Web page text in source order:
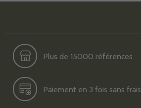
Plus de 15000 références
Paiement en 3 fois sans frais